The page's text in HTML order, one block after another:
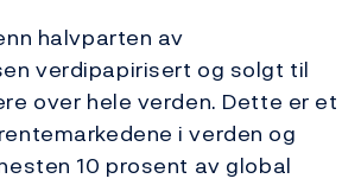
halvparten av
verdipapirisert og solgt til
over hele verden. Dette er et
i verden og
10 prosent av global